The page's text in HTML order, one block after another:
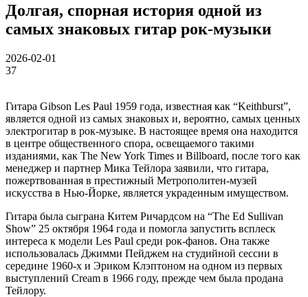
Долгая, спорная история одной из
самых знаковых гитар рок-музыки
2026-02-01
37
Гитара Gibson Les Paul 1959 года, известная как “Keithburst”,
является одной из самых знаковых и, вероятно, самых ценных
электрогитар в рок-музыке. В настоящее время она находится
в центре общественного спора, освещаемого такими
изданиями, как The New York Times и Billboard, после того как
менеджер и партнер Мика Тейлора заявили, что гитара,
пожертвованная в престижный Метрополитен-музей
искусства в Нью-Йорке, является украденным имуществом.
Гитара была сыграна Китем Ричардсом на “The Ed Sullivan
Show” 25 октября 1964 года и помогла запустить всплеск
интереса к модели Les Paul среди рок-фанов. Она также
использовалась Джимми Пейджем на студийной сессии в
середине 1960-х и Эриком Клэптоном на одном из первых
выступлений Cream в 1966 году, прежде чем была продана
Тейлору.